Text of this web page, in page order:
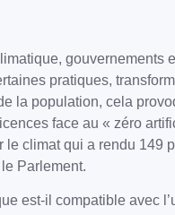
pratiques,
la population, cela
face au « zéro
le climat qui a rendu 149
Parlement.
est-il compatible avec